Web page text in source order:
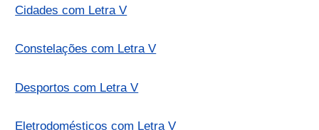
Cidades com Letra V
Constelações com Letra V
Desportos com Letra V
Eletrodomésticos com Letra V